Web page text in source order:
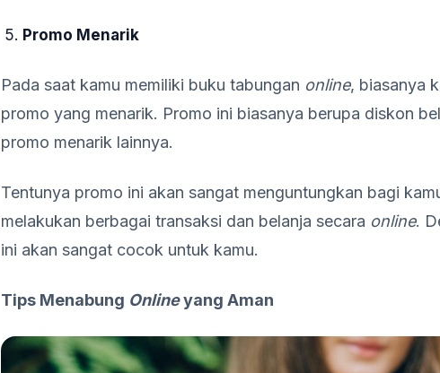
Promo Menarik
Pada saat kamu memiliki buku tabungan online, biasanya
promo yang menarik. Promo ini biasanya berupa diskon
promo menarik lainnya.
Tentunya promo ini akan sangat menguntungkan bagi
melakukan berbagai transaksi dan belanja secara online.
ini akan sangat cocok untuk kamu.
Tips Menabung Onlineyang Aman